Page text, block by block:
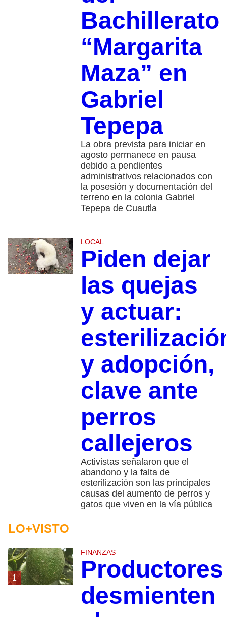
Bachillerato
“Margarita
Maza” en
Gabriel
Tepepa
La obra prevista para iniciar en
agosto permanece en pausa
debido a pendientes
administrativos relacionados con
la posesión y documentación del
terreno en la colonia Gabriel
Tepepa de Cuautla
LOCAL
Piden dejar
las quejas
y actuar:
y adopción,
clave ante
perros
callejeros
Activistas señalaron que el
abandono y la falta de
esterilización son las principales
causas del aumento de perros y
gatos que viven en la vía pública
LO+VISTO
1
FINANZAS
Productores
desmienten